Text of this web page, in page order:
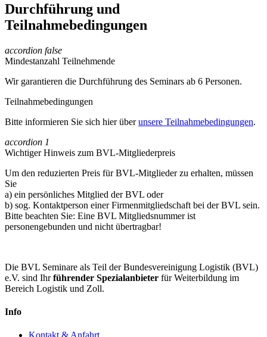
Durchführung und
Teilnahmebedingungen
accordion false
Mindestanzahl Teilnehmende
Wir garantieren die Durchführung des Seminars ab 6 Personen.
Teilnahmebedingungen
Bitte informieren Sie sich hier überunsere Teilnahmebedingungen.
accordion 1
Wichtiger Hinweis zum BVL-Mitgliederpreis
Um den reduzierten Preis für BVL-Mitglieder zu erhalten, müssen
Sie
a) ein persönliches Mitglied der BVL oder
b) sog. Kontaktperson einer Firmenmitgliedschaft bei der BVL sein.
Bitte beachten Sie: Eine BVL Mitgliedsnummer ist
personengebunden und nicht übertragbar!
Die BVL Seminare als Teil der Bundesvereinigung Logistik (BVL)
e.V. sind Ihrführender Spezialanbieter für Weiterbildung im
Bereich Logistik und Zoll.
Info